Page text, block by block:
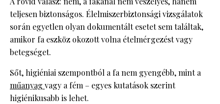
teljesen biztonságos. Élelmiszerbiztonsági vizsgálatok
során egyetlen olyan dokumentált esetet sem találtak,
amikor fa eszköz okozott volna ételmérgezést vagy
betegséget.
Sőt, higiéniai szempontból a fa nem gyengébb, mint a
műanyag vagy a fém – egyes kutatások szerint
higiénikusabb is lehet.